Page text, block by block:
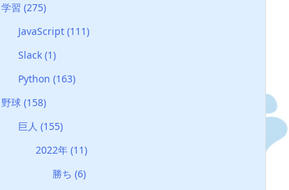
学習 (275)
JavaScript(111)
Slack(1)
Python(163)
野球 (158)
巨人(155)
2022年 (11)
勝ち(6)